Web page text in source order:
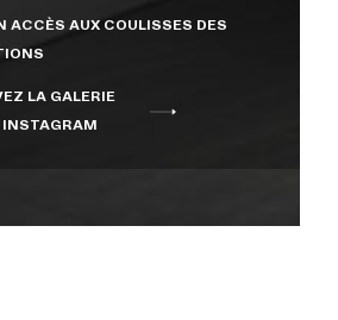
ACCÈS AUX COULISSES DES
LA GALERIE
INSTAGRAM